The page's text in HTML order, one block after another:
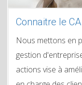
Connaitre le
Nous mettons en
gestion
actions vise à